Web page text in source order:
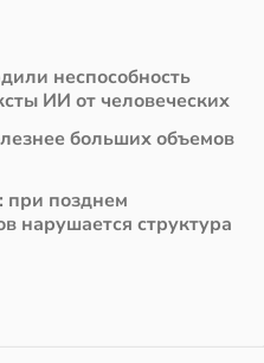
неспособность
ИИ от человеческих
больших объемов
при позднем
нарушается структура